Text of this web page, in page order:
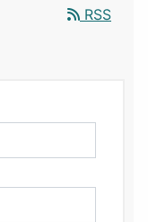
RSS